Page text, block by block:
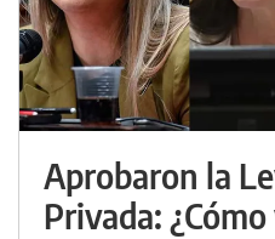
Aprobaron la
Privada: